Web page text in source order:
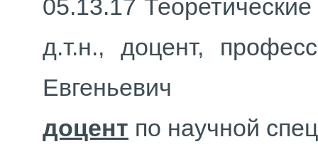
05.13.17
д.т.н., доцент,
Евгеньевич
доцент по научной